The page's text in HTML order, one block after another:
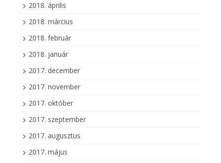
2018. április
2018. március
2018. február
2018. január
2017. december
2017. november
2017. október
2017. szeptember
2017. augusztus
2017. május